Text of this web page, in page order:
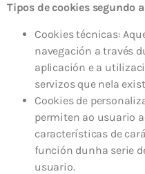
Tipos de cookies segundo
Cookies técnicas:
navegación a través
aplicación e a
servizos que nela
Cookies de
permiten ao usuario
características de
función dunha serie
usuario.